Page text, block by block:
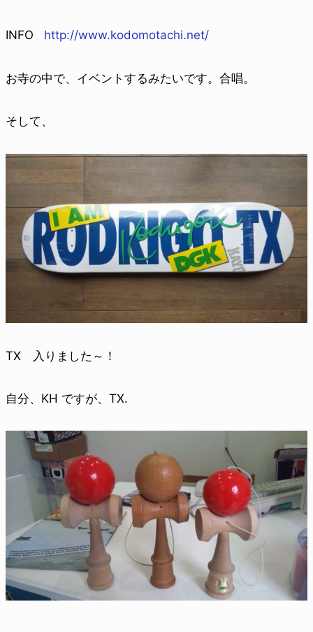
INFO http://www.kodomotachi.net/
お寺の中で、イベントするみたいです。合唱。
そして、
TX 入りました～！
自分、KH ですが、TX.